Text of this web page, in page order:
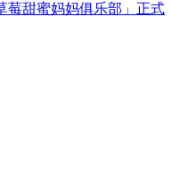
莓甜蜜妈妈俱乐部」正式